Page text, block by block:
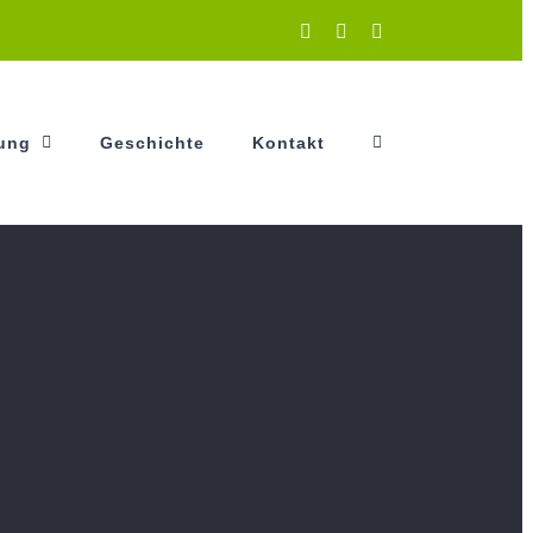
InstagramFacebook
Geschichte Kontakt